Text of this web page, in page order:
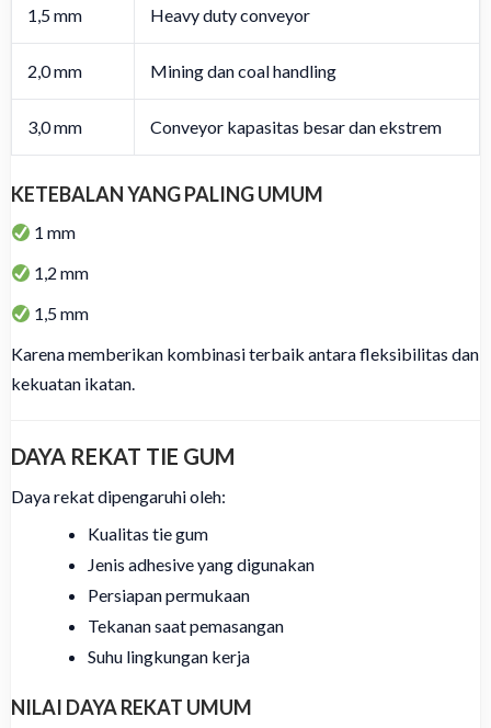
1,5 mm Heavy duty conveyor
2,0 mm Mining dan coal handling
3,0 mm Conveyor kapasitas besar dan ekstrem
KETEBALAN YANG PALING UMUM
1 mm
1,2 mm
1,5 mm
Karena memberikan kombinasi terbaik antara fleksibilitas dan
kekuatan ikatan.
DAYA REKAT TIE GUM
Daya rekat dipengaruhi oleh:
Kualitas tie gum
Jenis adhesive yang digunakan
Persiapan permukaan
Tekanan saat pemasangan
Suhu lingkungan kerja
NILAI DAYA REKAT UMUM